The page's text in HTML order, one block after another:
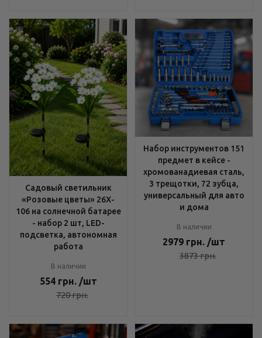
Садовый светильник
«Розовые цветы» 26X-
106 на солнечной батарее
- набор 2 шт, LED-
подсветка, автономная
работа
В наличии
554 грн. /шт
720грн.
Набор инструментов 151
предмет в кейсе -
хромованадиевая сталь,
3 трещотки, 72 зубца,
универсальный для авто
и дома
В наличии
2979 грн. /шт
3873грн.